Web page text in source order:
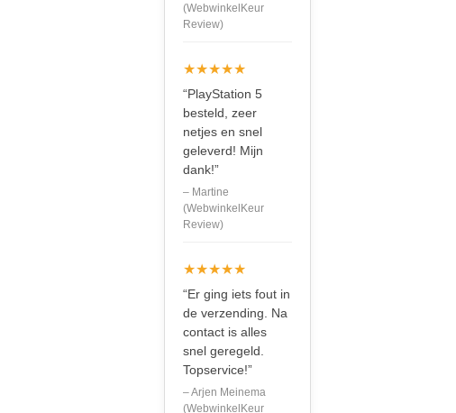
(WebwinkelKeur
Review)
★★★★★
“PlayStation 5
besteld, zeer
netjes en snel
geleverd! Mijn
dank!”
– Martine
(WebwinkelKeur
Review)
★★★★★
“Er ging iets fout in
de verzending. Na
contact is alles
snel geregeld.
Topservice!”
– Arjen Meinema
(WebwinkelKeur